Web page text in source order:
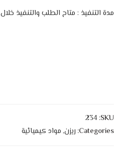
مدة التنفيذ : متاح الطلب والتنفيذ خلال 3 لـ 4 أيام
SKU:
234
Categories: ريزن,مواد كيميائية